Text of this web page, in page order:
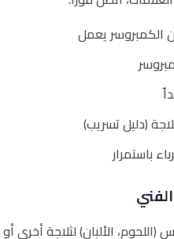
أن الكمبروسر يعمل
(دليل تسريب)
باستمرار
الألبان) لثلاجة أخرى